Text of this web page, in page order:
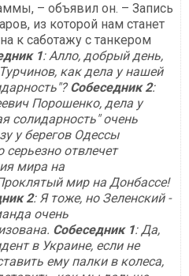
– объявил он. – Запись
из которой нам станет
к саботажу с танкером
1: Алло, добрый день,
как дела у нашей
Собеседник 2:
Порошенко, дела у
солидарность" очень
у берегов Одессы
серьезно отвлечет
мира на
мир на Донбассе!
2: Я тоже, но Зеленский -
очень
Собеседник 1: Да,
в Украине, если не
ему палки в колеса,